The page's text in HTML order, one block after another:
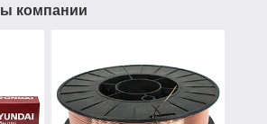
компании